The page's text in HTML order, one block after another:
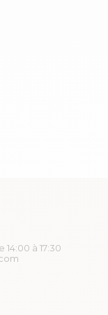
à 17:30